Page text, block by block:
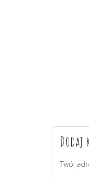
Dodaj
Twój